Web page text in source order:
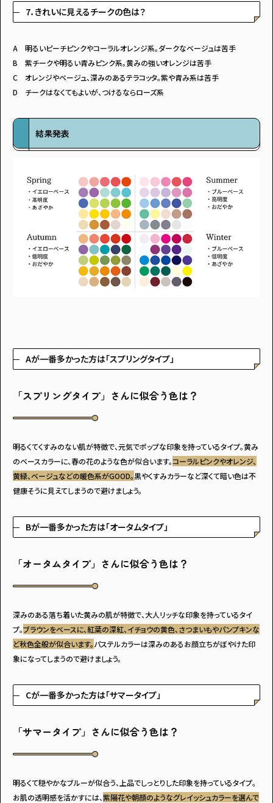
7．きれいに見えるチークの色は？
A 明るいピーチピンクやコーラルオレンジ系。ダークなベージュは苦手
B 紫チークや明るい青みピンク系。黄みの強いオレンジは苦手
C オレンジやベージュ、深みのあるテラコッタ。紫や青み系は苦手
D チークはなくてもよいが、つけるならローズ系
結果発表
Aが一番多かった方は「スプリングタイプ」
「スプリングタイプ」さんに似合う色は？
明るくてくすみのない肌が特徴で、元気でポップな印象を持っているタイプ。黄み
のベースカラーに、春の花のような色が似合います。コーラルピンクやオレンジ、
黄緑、ベージュなどの暖色系がGOOD。黒やくすみカラーなど深くて暗い色は不
健康そうに見えてしまうので避けましょう。
Bが一番多かった方は「オータムタイプ」
「オータムタイプ」さんに似合う色は？
深みのある落ち着いた黄みの肌が特徴で、大人リッチな印象を持っているタイ
プ。ブラウンをベースに、紅葉の深紅、イチョウの黄色、さつまいもやパンプキンな
ど秋色全般が似合います。パステルカラーは深みのあるお顔立ちがぼやけた印
象になってしまうので避けましょう。
Cが一番多かった方は「サマータイプ」
「サマータイプ」さんに似合う色は？
明るくて穏やかなブルーが似合う、上品でしっとりした印象を持っているタイプ。
お肌の透明感を活かすには、紫陽花や朝顔のようなグレイッシュカラーを選んで